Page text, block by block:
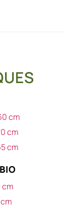
cm
cm
cm
cm